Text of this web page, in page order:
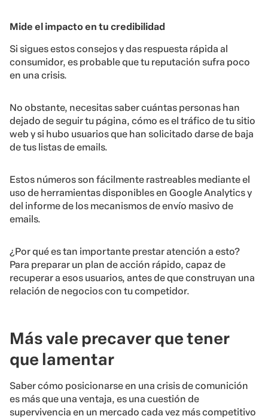
Mide el impacto en tu credibilidad
Si sigues estos consejos y das respuesta rápida al
consumidor, es probable que tu reputación sufra poco
en una crisis.
No obstante, necesitas saber cuántas personas han
dejado de seguir tu página, cómo es el tráfico de tu sitio
web y si hubo usuarios que han solicitado darse de baja
de tus listas de emails.
Estos números son fácilmente rastreables mediante el
uso de herramientas disponibles en Google Analytics y
del informe de los mecanismos de envío masivo de
emails.
¿Por qué es tan importante prestar atención a esto?
Para preparar un plan de acción rápido, capaz de
recuperar a esos usuarios, antes de que construyan una
relación de negocios con tu competidor.
Más vale precaver que tener
que lamentar
Saber cómo posicionarse en una crisis de comunición
es más que una ventaja, es una cuestión de
supervivencia en un mercado cada vez más competitivo